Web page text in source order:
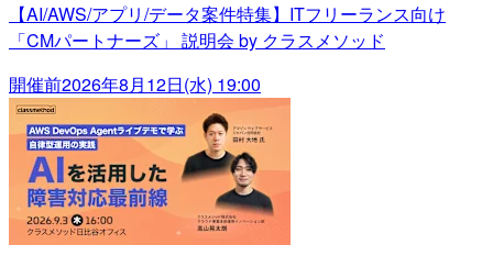
【AI/AWS/アプリ/データ案件特集】ITフリーランス向け
「CMパートナーズ」 説明会 by クラスメソッド
開催前2026年8月12日(水) 19:00